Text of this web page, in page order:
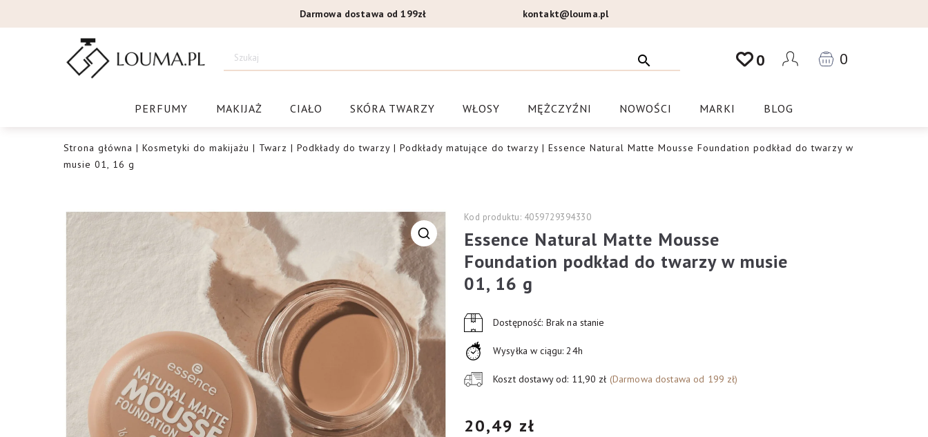
do
Darmowa dostawa od 199zł kontakt@louma.pl
Drogeria Louma.pl 0 0
PERFUMY MAKIJAŻ CIAŁO SKÓRA TWARZY WŁOSY MĘŻCZYŹNI NOWOŚCI MARKI BLOG
Strona główna | Kosmetyki do makijażu | Twarz | Podkłady do twarzy | Podkłady matujące do twarzy | Essence Natural Matte Mousse Foundation podkład do twarzy w
musie 01, 16 g
🔍
Kod produktu: 4059729394330
Essence Natural Matte Mousse
Foundation podkład do twarzy w musie
01, 16 g
Dostępność: Brak na stanie
Wysyłka w ciągu: 24h
Koszt dostawy od: 11,90 zł (Darmowa dostawa od 199 zł)
20,49 zł